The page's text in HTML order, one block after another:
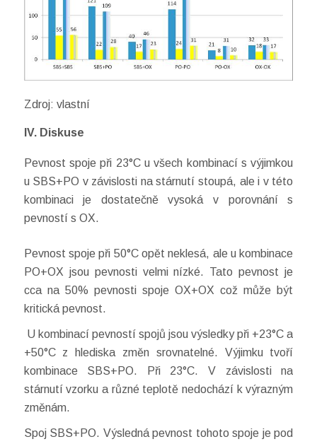
Zdroj: vlastní
IV. Diskuse
Pevnost spoje při 23°C u všech kombinací s výjimkou
u SBS+PO v závislosti na stárnutí stoupá, ale i v této
kombinaci je dostatečně vysoká v porovnání s
pevností s OX.
Pevnost spoje při 50°C opět neklesá, ale u kombinace
PO+OX jsou pevnosti velmi nízké. Tato pevnost je
cca na 50% pevnosti spoje OX+OX což může být
kritická pevnost.
U kombinací pevností spojů jsou výsledky při +23°C a
+50°C z hlediska změn srovnatelné. Výjimku tvoří
kombinace SBS+PO. Při 23°C. V závislosti na
stárnutí vzorku a různé teplotě nedochází k výrazným
změnám.
Spoj SBS+PO. Výsledná pevnost tohoto spoje je pod